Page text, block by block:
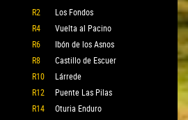
R2
Los Fondos
R4
Vuelta al Pacino
R6
Ibón de los Asnos
R8
Castillo de Escuer
R10
Lárrede
R12
Puente Las Pilas
R14
Oturia Enduro